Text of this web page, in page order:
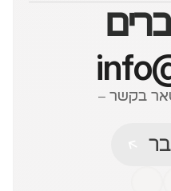
בקשר –